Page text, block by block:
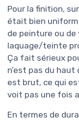
Pour la finition,
était bien
de peinture ou de
laquage/teinte
Ça fait sérieux
n’est pas du haut
est brut, ce qui
voit pas une fois
En termes de